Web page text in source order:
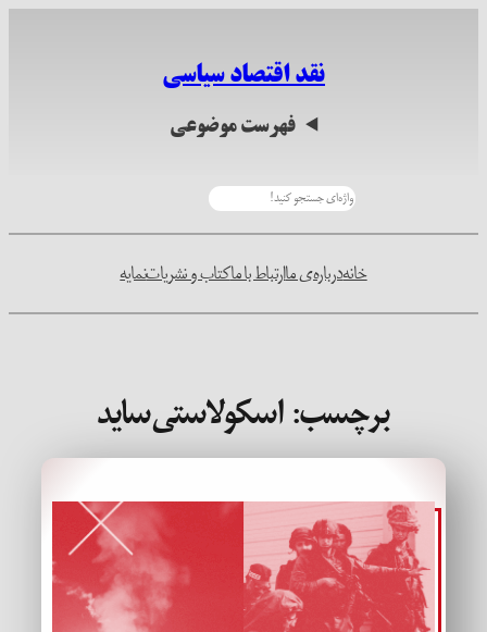
نقد اقتصاد سیاسی
فهرست موضوعی
خانهدرباره‌ی ماارتباط با ماکتاب و نشریاتنمایه
برچسب:اسکولاستی‌ساید